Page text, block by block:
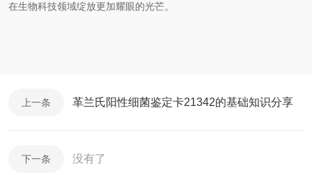
在生物科技领域绽放更加耀眼的光芒。
上一条 革兰氏阳性细菌鉴定卡21342的基础知识分享
下一条 没有了